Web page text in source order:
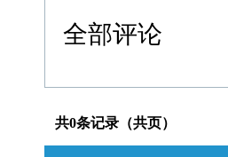
全部评论
共0条记录（共页）